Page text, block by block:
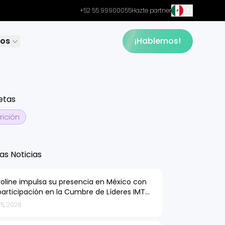
+52 55 99900055Hazte partner
¡Hablemos!
Noticias
impulsa su presencia en México con
en la Cumbre de Líderes IMT
2026